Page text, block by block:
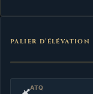
PALIER D’ÉLÉVATION
ATQ